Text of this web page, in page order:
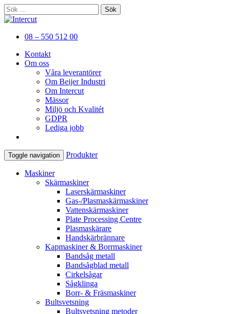
Sök
efter:
Intercut
Er kompletta leverantör av
08 – 550 512 00
Kontakt
Om oss
Våra leverantörer
Om Beijer Industri
Om Intercut
Mässor
Miljö och Kvalitét
GDPR
Lediga jobb
Toggle navigation Produkter
Maskiner
Skärmaskiner
Laserskärmaskiner
Gas-/Plasmaskärmaskiner
Vattenskärmaskiner
Plate Processing Centre
Plasmaskärare
Handskärbrännare
Kapmaskiner & Borrmaskiner
Bandsåg metall
Bandsågblad metall
Cirkelsågar
Sågklinga
Borr- & Fräsmaskiner
Bultsvetsning
Bultsvetsning metoder